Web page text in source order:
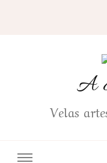
A
Velas